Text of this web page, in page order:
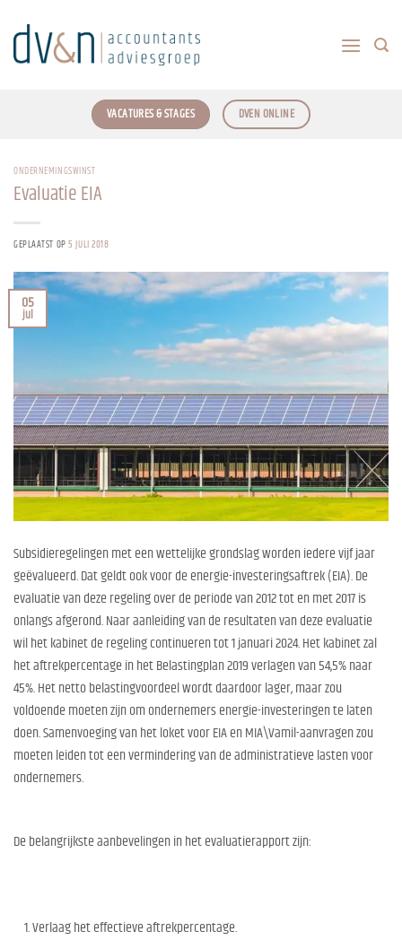
naar
inhoud
VACATURES & STAGES DVEN ONLINE
ONDERNEMINGSWINST
Evaluatie EIA
GEPLAATST OP5 JULI 2018
05
jul
Subsidieregelingen met een wettelijke grondslag worden iedere vijf jaar
geëvalueerd. Dat geldt ook voor de energie-investeringsaftrek (EIA). De
evaluatie van deze regeling over de periode van 2012 tot en met 2017 is
onlangs afgerond. Naar aanleiding van de resultaten van deze evaluatie
wil het kabinet de regeling continueren tot 1 januari 2024. Het kabinet zal
het aftrekpercentage in het Belastingplan 2019 verlagen van 54,5% naar
45%. Het netto belastingvoordeel wordt daardoor lager, maar zou
voldoende moeten zijn om ondernemers energie-investeringen te laten
doen. Samenvoeging van het loket voor EIA en MIA\Vamil-aanvragen zou
moeten leiden tot een vermindering van de administratieve lasten voor
ondernemers.
De belangrijkste aanbevelingen in het evaluatierapport zijn:
Verlaag het effectieve aftrekpercentage.